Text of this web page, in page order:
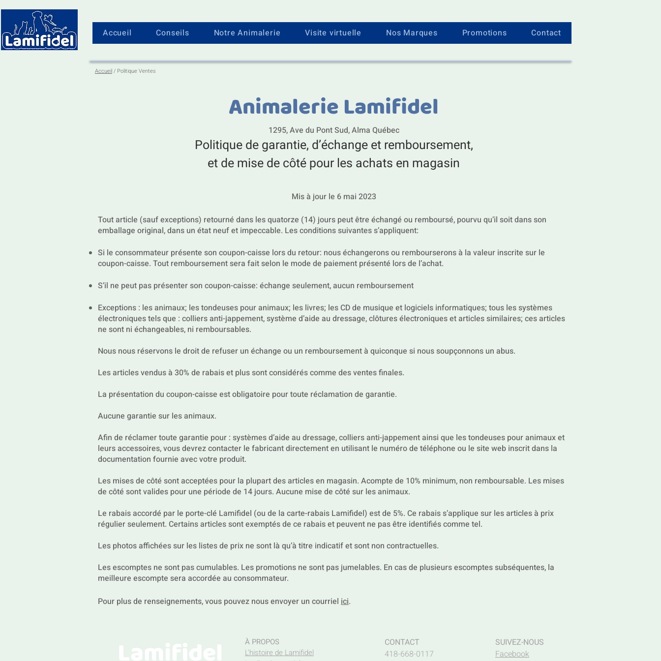
Accueil Conseils Notre Animalerie Visite virtuelle Nos Marques Promotions Contact
Accueil/ Politique Ventes
Animalerie Lamifidel
1295, Ave du Pont Sud, Alma Québec
Politique de garantie, d’échange et remboursement,
et de mise de côté pour les achats en magasin
Mis à jour le 6 mai 2023
Tout article (sauf exceptions) retourné dans les quatorze (14) jours peut être échangé ou remboursé, pourvu qu’il soit dans son
emballage original, dans un état neuf et impeccable. Les conditions suivantes s’appliquent:
Si le consommateur présente son coupon-caisse lors du retour: nous échangerons ou rembourserons à la valeur inscrite sur le
coupon-caisse. Tout remboursement sera fait selon le mode de paiement présenté lors de l’achat.
S’il ne peut pas présenter son coupon-caisse: échange seulement, aucun remboursement
Exceptions : les animaux; les tondeuses pour animaux; les livres; les CD de musique et logiciels informatiques; tous les systèmes
électroniques tels que : colliers anti-jappement, système d’aide au dressage, clôtures électroniques et articles similaires; ces articles
ne sont ni échangeables, ni remboursables.
Nous nous réservons le droit de refuser un échange ou un remboursement à quiconque si nous soupçonnons un abus.
Les articles vendus à 30% de rabais et plus sont considérés comme des ventes finales.
La présentation du coupon-caisse est obligatoire pour toute réclamation de garantie.
Aucune garantie sur les animaux.
Afin de réclamer toute garantie pour : systèmes d’aide au dressage, colliers anti-jappement ainsi que les tondeuses pour animaux et
leurs accessoires, vous devrez contacter le fabricant directement en utilisant le numéro de téléphone ou le site web inscrit dans la
documentation fournie avec votre produit.
Les mises de côté sont acceptées pour la plupart des articles en magasin. Acompte de 10% minimum, non remboursable. Les mises
de côté sont valides pour une période de 14 jours. Aucune mise de côté sur les animaux.
Le rabais accordé par le porte-clé Lamifidel (ou de la carte-rabais Lamifidel) est de 5%. Ce rabais s’applique sur les articles à prix
régulier seulement. Certains articles sont exemptés de ce rabais et peuvent ne pas être identifiés comme tel.
Les photos affichées sur les listes de prix ne sont là qu’à titre indicatif et sont non contractuelles.
Les escomptes ne sont pas cumulables. Les promotions ne sont pas jumelables. En cas de plusieurs escomptes subséquentes, la
meilleure escompte sera accordée au consommateur.
Pour plus de renseignements, vous pouvez nous envoyer un courriel ici.
À PROPOS
L'histoire de Lamifidel
CONTACT
418-668-0117
SUIVEZ-NOUS
Facebook